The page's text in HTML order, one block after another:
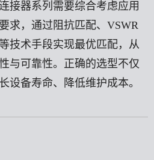
接器系列需要综合考虑应用
求，通过阻抗匹配、 VSWR
技术手段实现最优匹配，从
与可靠性。正确的选型不仅
设备寿命、降低维护成本。